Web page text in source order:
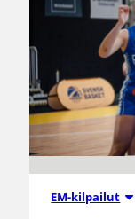
EM-kilpailut